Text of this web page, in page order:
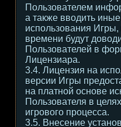
Пользователем
а также вводить
использования
времени будут
Пользователей в
Лицензиара.
3.4. Лицензия на
версии Игры
на платной основе
Пользователя в
игрового процесса.
3.5. Внесение